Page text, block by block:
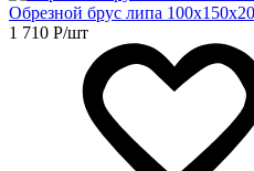
Обрезной брус липа
1 710 Р/шт